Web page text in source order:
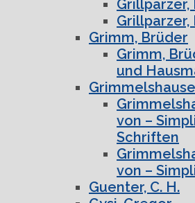
Grillparzer,
Grillparzer,
Grimm, Brüder
Grimm,
und
von –
Schriften
von –
Guenter, C. H.